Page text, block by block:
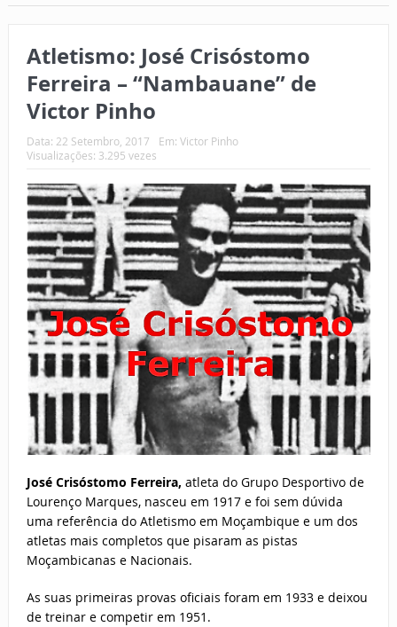
Atletismo: José Crisóstomo
Ferreira – “Nambauane” de
Victor Pinho
Data: 22 Setembro, 2017 Em: Victor Pinho
Visualizações: 3.295 vezes
José Crisóstomo Ferreira, atleta do Grupo Desportivo de
Lourenço Marques, nasceu em 1917 e foi sem dúvida
uma referência do Atletismo em Moçambique e um dos
atletas mais completos que pisaram as pistas
Moçambicanas e Nacionais.
As suas primeiras provas oficiais foram em 1933 e deixou
de treinar e competir em 1951.